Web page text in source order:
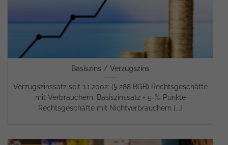
Basiszins / Verzugszins
Verzugszinssatz seit 1.1.2002: (§ 288 BGB) Rechtsgeschäfte
mit Verbrauchern: Basiszinssatz + 5-%-Punkte
Rechtsgeschäfte mit Nichtverbrauchern [...]